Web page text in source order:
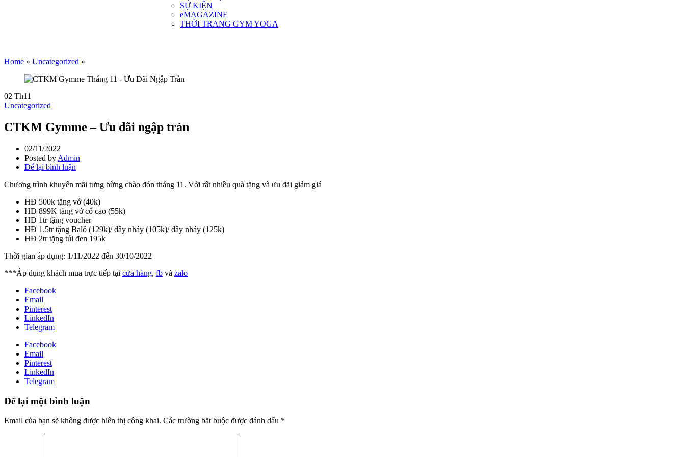
SỰ KIỆN
eMAGAZINE
THỜI TRANG GYM YOGA
Home » Uncategorized »
02 Th11
Uncategorized
CTKM Gymme – Ưu đãi ngập tràn
02/11/2022
Posted by Admin
Để lại bình luận
Chương trình khuyến mãi tưng bừng chào đón tháng 11. Với rất nhiều quà tặng và ưu đãi giảm giá
HĐ 500k tặng vớ (40k)
HĐ 899K tặng vớ cổ cao (55k)
HĐ 1tr tặng voucher
HĐ 1.5tr tặng Balô (129k)/ dây nhảy (105k)/ dây nhảy (125k)
HĐ 2tr tặng túi đen 195k
Thời gian áp dụng: 1/11/2022 đến 30/10/2022
***Áp dụng khách mua trực tiếp tại cửa hàng, fb và zalo
Facebook
Email
Pinterest
LinkedIn
Telegram
Facebook
Email
Pinterest
LinkedIn
Telegram
Để lại một bình luận
Email của bạn sẽ không được hiển thị công khai. Các trường bắt buộc được đánh dấu *